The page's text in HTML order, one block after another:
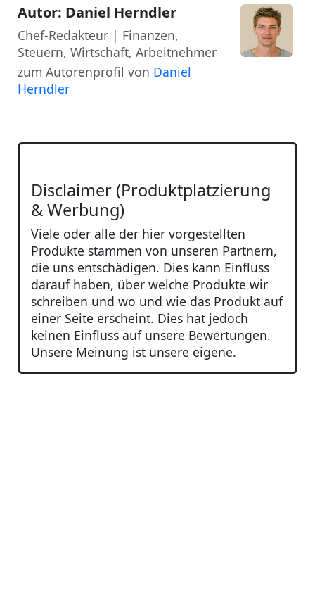
Autor: Daniel Herndler
Chef-Redakteur | Finanzen,
Steuern, Wirtschaft, Arbeitnehmer
zum Autorenprofil von Daniel
Herndler
Disclaimer (Produktplatzierung
& Werbung)
Viele oder alle der hier vorgestellten
Produkte stammen von unseren Partnern,
die uns entschädigen. Dies kann Einfluss
darauf haben, über welche Produkte wir
schreiben und wo und wie das Produkt auf
einer Seite erscheint. Dies hat jedoch
keinen Einfluss auf unsere Bewertungen.
Unsere Meinung ist unsere eigene.